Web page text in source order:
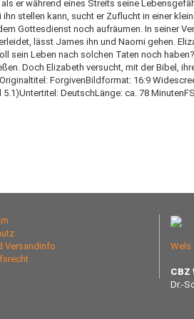
er während eines Streits seine
stellen kann, sucht er Zuflucht in einer
Gottesdienst noch aufräumen. In seiner
lässt James ihn und Naomi gehen.
sein Leben nach solchen Taten noch
Doch Elizabeth versucht, mit der Bibel,
ForgivenBildformat: 16:9
DeutschLänge: ca. 78
Versandinfo
Wels
CBZ
Dr.-